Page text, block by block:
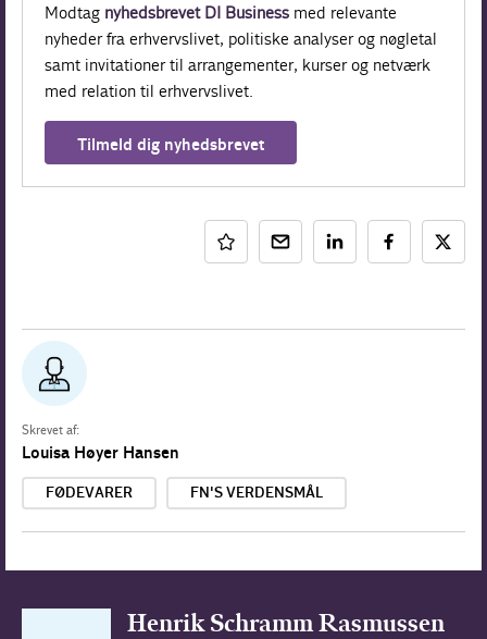
Modtag nyhedsbrevet DI Business med relevante
nyheder fra erhvervslivet, politiske analyser og nøgletal
samt invitationer til arrangementer, kurser og netværk
med relation til erhvervslivet.
Tilmeld dig nyhedsbrevet
Skrevet af:
Louisa Høyer Hansen
FØDEVARER FN'S VERDENSMÅL
Henrik Schramm Rasmussen